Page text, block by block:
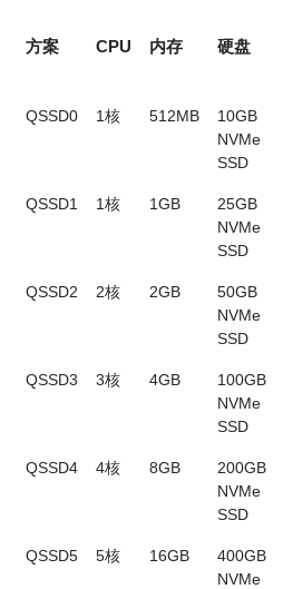
方案 CPU 内存 硬盘
QSSD0 1核 512MB
10GB
NVMe
SSD
QSSD1 1核 1GB
25GB
NVMe
SSD
QSSD2 2核 2GB
50GB
NVMe
SSD
QSSD3 3核 4GB
100GB
NVMe
SSD
QSSD4 4核 8GB
200GB
NVMe
SSD
QSSD5 5核 16GB
400GB
NVMe